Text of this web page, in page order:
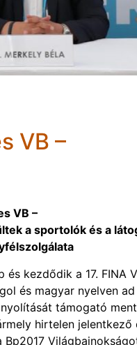
VB –
VB –
a sportolók és a
és kezdődik a 17. FINA
és magyar nyelven
támogató
hirtelen